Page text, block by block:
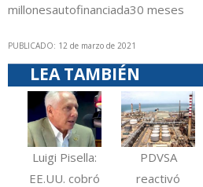
millonesautofinanciada30 meses
PUBLICADO: 12 de marzo de 2021
LEA TAMBIÉN
Luigi Pisella:
EE.UU. cobró
PDVSA
reactivó